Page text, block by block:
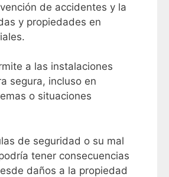
de accidentes y la
y propiedades en
a las instalaciones
segura, incluso en
o situaciones
de seguridad o su mal
tener consecuencias
daños a la propiedad